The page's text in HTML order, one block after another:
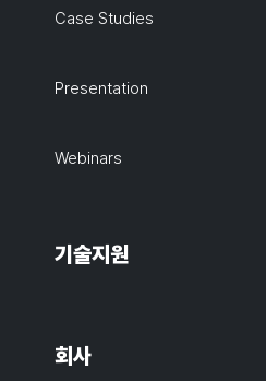
Case Studies
Presentation
Webinars
기술지원
회사